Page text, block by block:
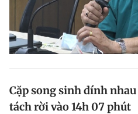
Cặp song sinh dính
tách rời vào 14h 07 phút